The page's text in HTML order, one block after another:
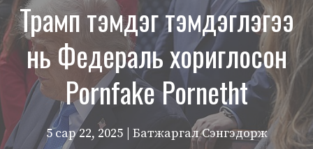
Трамп тэмдэг тэмдэглэгээ
нь Федераль хориглосон
Pornfake Pornetht
5 сар 22, 2025 | Батжаргал Сэнгэдорж